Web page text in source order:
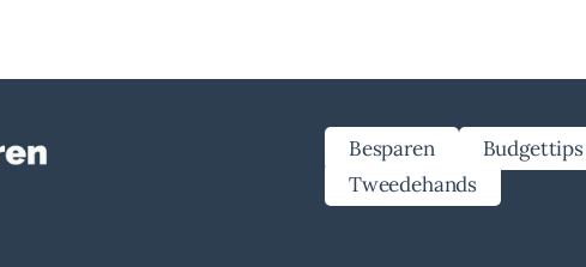
Besparen Budgettips
Tweedehands